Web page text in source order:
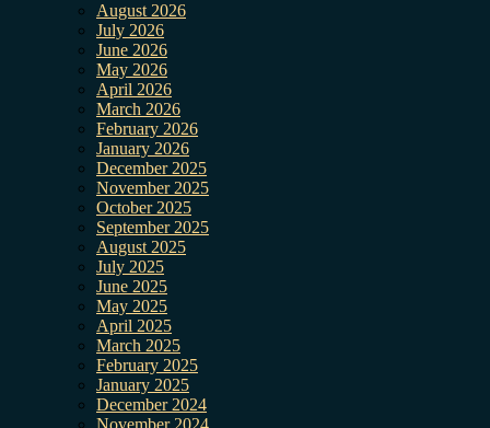
August 2026
July 2026
June 2026
May 2026
April 2026
March 2026
February 2026
January 2026
December 2025
November 2025
October 2025
September 2025
August 2025
July 2025
June 2025
May 2025
April 2025
March 2025
February 2025
January 2025
December 2024